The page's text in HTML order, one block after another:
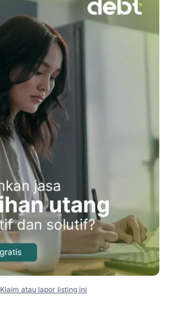
Klaim atau lapor listing ini